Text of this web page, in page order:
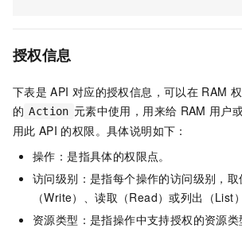
授权信息
下表是 API 对应的授权信息，可以在 RAM
的 Action 元素中使用，用来给 RAM 用户
用此 API 的权限。具体说明如下：
操作：是指具体的权限点。
访问级别：是指每个操作的访问级别，取
（Write）、读取（Read）或列出（List）
资源类型：是指操作中支持授权的资源类